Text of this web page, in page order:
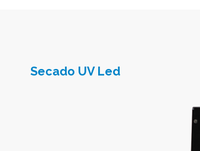
Secado UV Led